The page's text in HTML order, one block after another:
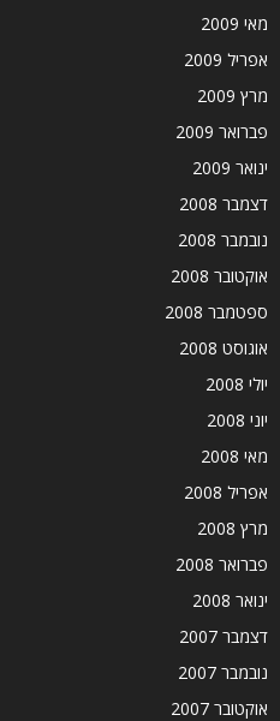
מאי 2009
אפריל 2009
מרץ 2009
פברואר 2009
ינואר 2009
דצמבר 2008
נובמבר 2008
אוקטובר 2008
ספטמבר 2008
אוגוסט 2008
יולי 2008
יוני 2008
מאי 2008
אפריל 2008
מרץ 2008
פברואר 2008
ינואר 2008
דצמבר 2007
נובמבר 2007
אוקטובר 2007